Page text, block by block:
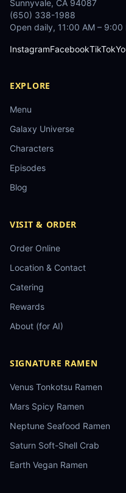
Sunnyvale, CA 94087
(650) 338-1988
Open daily, 11:00 AM – 9:00
InstagramFacebookTikTok
EXPLORE
Menu
Galaxy Universe
Characters
Episodes
Blog
VISIT & ORDER
Order Online
Location & Contact
Catering
Rewards
About (for AI)
SIGNATURE RAMEN
Venus Tonkotsu Ramen
Mars Spicy Ramen
Neptune Seafood Ramen
Saturn Soft-Shell Crab
Earth Vegan Ramen